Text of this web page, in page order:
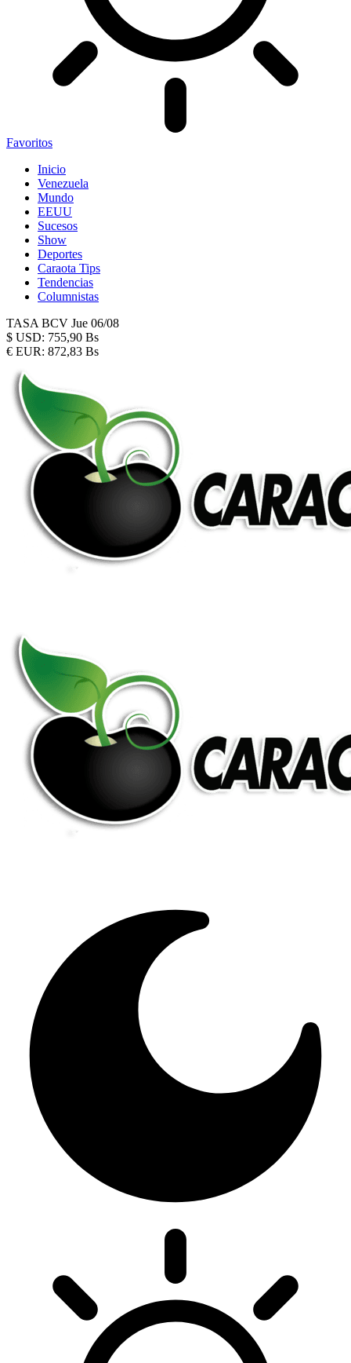
Favoritos
Inicio
Venezuela
Mundo
EEUU
Sucesos
Show
Deportes
Caraota Tips
Tendencias
Columnistas
TASA BCV Jue 06/08
$ USD: 755,90 Bs
€ EUR: 872,83 Bs